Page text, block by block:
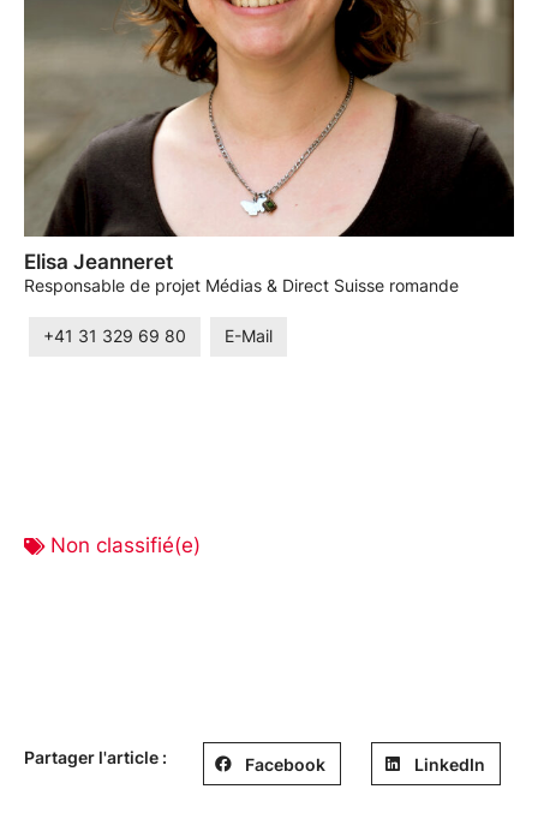
Elisa Jeanneret
Responsable de projet Médias & Direct Suisse romande
+41 31 329 69 80 E-Mail
Non classifié(e)
Partager l'article : Facebook LinkedIn